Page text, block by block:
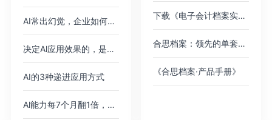
AI常出幻觉，企业如何应对？
决定Al应用效果的，是使用Al的人
AI的3种递进应用方式
Al能力每7个月翻1倍，价格每年降10倍
下载《电子会计档案实践案例集》
合思档案：领先的单套制电子会计档案管理平台
《合思档案·产品手册》